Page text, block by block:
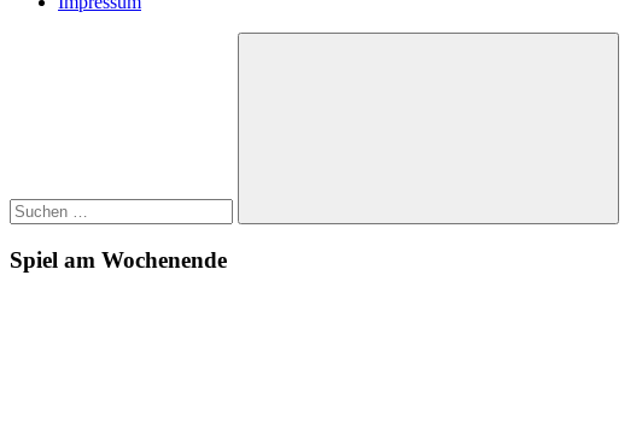
Suchen
Spiel am Wochenende